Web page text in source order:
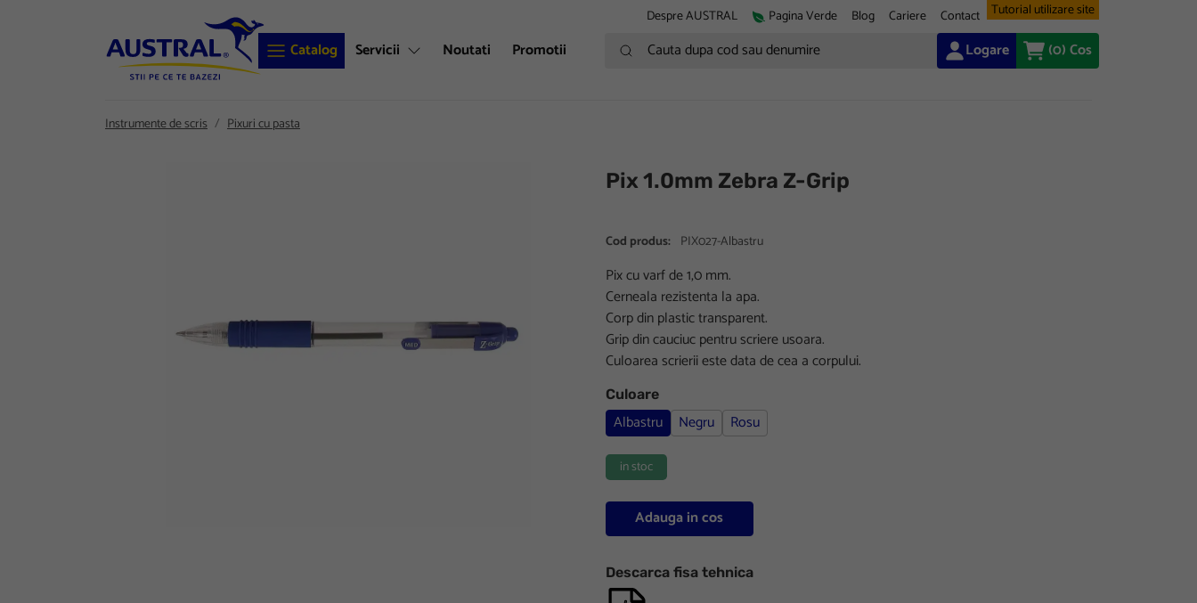
Despre AUSTRAL Pagina Verde Blog Cariere Contact Tutorial utilizare site
Catalog Servicii Noutati Promotii Cauta dupa cod sau denumire Logare (0)Cos
Instrumente de scris Pixuri cu pasta
Pix 1.0mm Zebra Z-Grip
Cod produs: PIX027-Albastru
Pix cu varf de 1,0 mm.
Cerneala rezistenta la apa.
Corp din plastic transparent.
Grip din cauciuc pentru scriere usoara.
Culoarea scrierii este data de cea a corpului.
Culoare
Albastru Negru Rosu
in stoc
Adauga in cos
Descarca fisa tehnica